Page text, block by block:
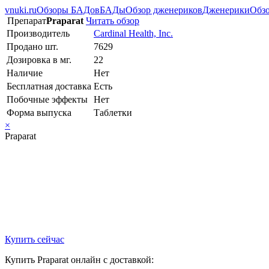
vnuki.ruОбзоры БАДовБАДыОбзор дженериковДженерики
ПрепаратPraparat Читать обзор
Производитель
Cardinal Health, Inc.
Продано шт.
7629
Дозировка в мг.
22
Наличие
Нет
Бесплатная доставка Есть
Побочные эффекты Нет
Форма выпуска
Таблетки
×
Praparat
Купить сейчас
Купить Praparat онлайн с доставкой: